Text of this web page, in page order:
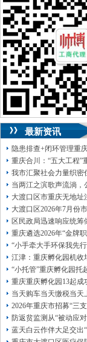
银行，可免银行年费用）
咨询热线：023-
13320337068、
优惠多多！
咨询QQ：1063653355、
1263653355
023-63653351/63653355、
无论注资金多
QQ：13368080804， （
可代理开银行账户！
包干价300！税务登记
13320337068、还可免
1263653355 重庆创业园工
册公司特大优惠了：
1063653355、（我们有长
包含（核名、 财务章、
可上门服务哦！（收、
咨询热线：办营业执照、
章、
发人私章）若同时签订1
本公司注册公司：
最新资讯
隐患排查+闭环管理重
重庆合川：“五大工程
我市汇聚社会力量织密
当两江之滨歌声流淌
大渡口区市重庆无地址
大渡口区2026年7月份
区民政局迅速响应统筹
重庆遴选2026年“金牌
“小手牵大手环保我先
江津：重庆孵化园机收
“小托管”重庆孵化园
重庆重庆孵化园13起成
当天购车当天缴税当天
2026年重庆市招募“三
防返贫监测从“被动应
蓝天白云作伴大足交出